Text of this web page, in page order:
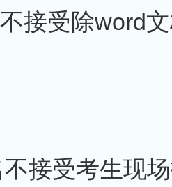
接受除word
接受考生现